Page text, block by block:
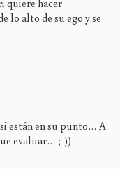
quiere hacer
lo alto de su ego y se
están en su punto… A
evaluar… ;-))